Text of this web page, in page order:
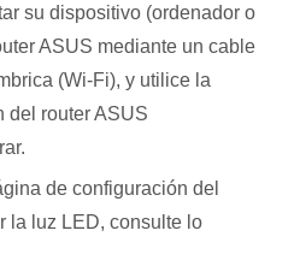
su dispositivo (ordenador o
ASUS mediante un cable
(Wi-Fi), y utilice la
del router ASUS
de configuración del
la luz LED, consulte lo